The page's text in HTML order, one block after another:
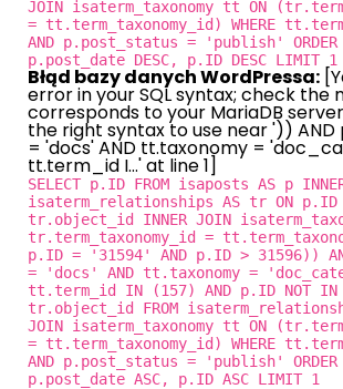
JOIN isaterm_taxonomy tt ON
= tt.term_taxonomy_id) WHERE
AND p.post_status = 'publish' ORDER
p.post_date DESC, p.ID DESC LIMIT 1
Błąd bazy danych WordPressa:
error in your SQL syntax; check the
corresponds to your MariaDB
the right syntax to use near '))
= 'docs' AND tt.taxonomy =
tt.term_id I...' at line 1]
SELECT p.ID FROM isaposts AS p
isaterm_relationships AS tr ON p.ID
tr.object_id INNER JOIN
tr.term_taxonomy_id =
p.ID = '31594' AND p.ID > 31596))
= 'docs' AND tt.taxonomy =
tt.term_id IN (157) AND p.ID NOT IN
tr.object_id FROM
JOIN isaterm_taxonomy tt ON
= tt.term_taxonomy_id) WHERE
AND p.post_status = 'publish' ORDER
p.post_date ASC, p.ID ASC LIMIT 1